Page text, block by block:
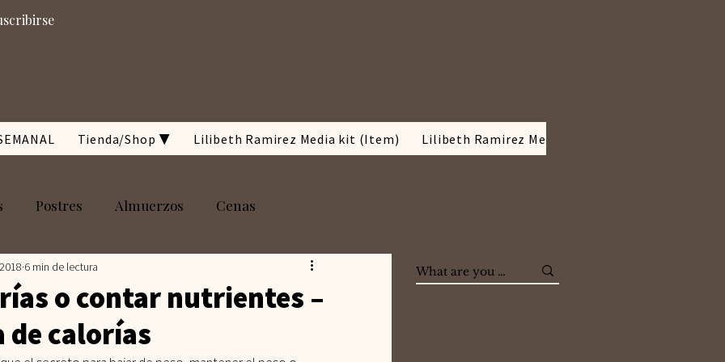
Tienda/Shop ▼ Lilibeth Ramirez Media kit (Item) Lilibeth Ramirez Media kit
Postres Almuerzos Cenas
Belleza
Ensaladas
o contar nutrientes –
de calorías
6 min de lectura